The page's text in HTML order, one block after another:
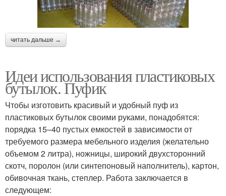
читать дальше →
Идеи использования пластиковых
бутылок. Пуфик
Чтобы изготовить красивый и удобный пуф из
пластиковых бутылок своими руками, понадобятся:
порядка 15–40 пустых емкостей в зависимости от
требуемого размера мебельного изделия (желательно
объемом 2 литра), ножницы, широкий двухсторонний
скотч, поролон (или синтепоновый наполнитель), картон,
обивочная ткань, степлер. Работа заключается в
следующем: